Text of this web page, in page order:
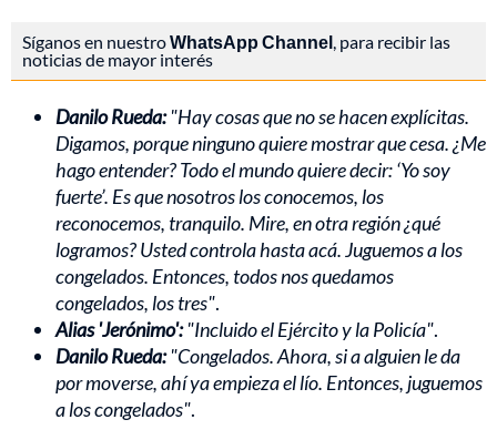
Síganos en nuestroWhatsApp Channel , para recibir las
noticias de mayor interés
Danilo Rueda: "Hay cosas que no se hacen explícitas.
Digamos, porque ninguno quiere mostrar que cesa. ¿Me
hago entender? Todo el mundo quiere decir: ‘Yo soy
fuerte’. Es que nosotros los conocemos, los
reconocemos, tranquilo. Mire, en otra región ¿qué
logramos? Usted controla hasta acá. Juguemos a los
congelados. Entonces, todos nos quedamos
congelados, los tres".
Alias 'Jerónimo': "Incluido el Ejército y la Policía".
Danilo Rueda: "Congelados. Ahora, si a alguien le da
por moverse, ahí ya empieza el lío. Entonces, juguemos
a los congelados".